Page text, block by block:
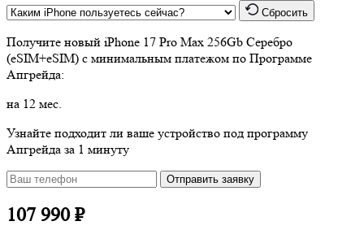
Сбросить
Получите новый iPhone 17 Pro Max 256Gb Серебро
(eSIM+eSIM) с минимальным платежом по Программе
Апгрейда:
на 12 мес.
Узнайте подходит ли ваше устройство под программу
Апгрейда за 1 минуту
Отправить заявку
107 990 ₽